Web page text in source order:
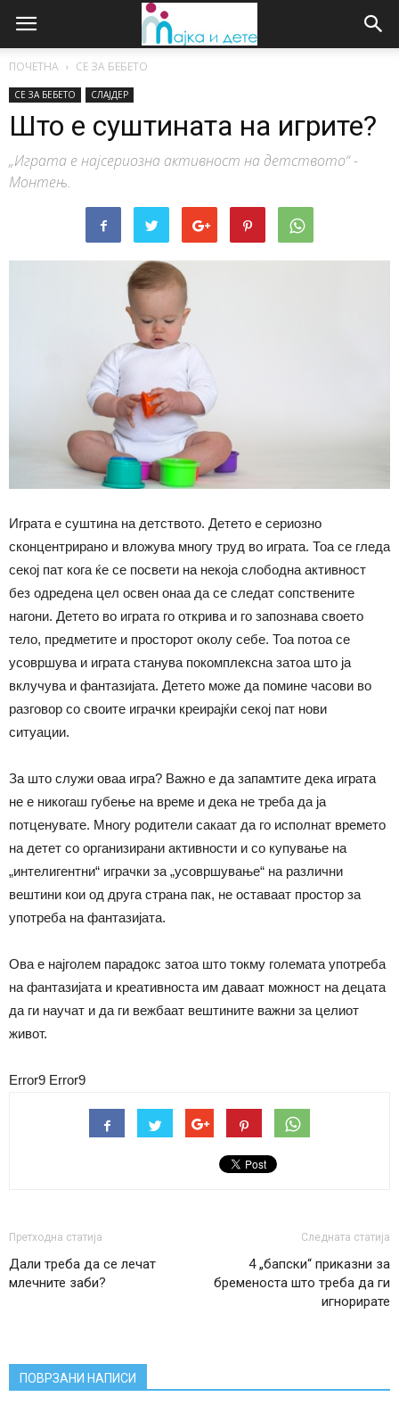
ПОЧЕТНА СЕ ЗА БЕБЕТО
СЕ ЗА БЕБЕТО СЛАЈДЕР
Што е суштината на игрите?
„Играта е најсериозна активност на детството“ -
Монтењ.
Играта е суштина на детството. Детето е сериозно
сконцентрирано и вложува многу труд во играта. Тоа се гледа
секој пат кога ќе се посвети на некоја слободна активност
без одредена цел освен онаа да се следат сопствените
нагони. Детето во играта го открива и го запознава своето
тело, предметите и просторот околу себе. Тоа потоа се
усовршува и играта станува покомплексна затоа што ја
вклучува и фантазијата. Детето може да помине часови во
разговор со своите играчки креирајќи секој пат нови
ситуации.
За што служи оваа игра? Важно е да запамтите дека играта
не е никогаш губење на време и дека не треба да ја
потценувате. Многу родители сакаат да го исполнат времето
на детет со организирани активности и со купување на
„интелигентни“ играчки за „усовршување“ на различни
вештини кои од друга страна пак, не оставаат простор за
употреба на фантазијата.
Ова е најголем парадокс затоа што токму големата употреба
на фантазијата и креативноста им даваат можност на децата
да ги научат и да ги вежбаат вештините важни за целиот
живот.
Error9 Error9
Претходна статија
Дали треба да се лечат
млечните заби?
Следната статија
4 „бапски“ приказни за
бременоста што треба да ги
игнорирате
ПОВРЗАНИ НАПИСИ